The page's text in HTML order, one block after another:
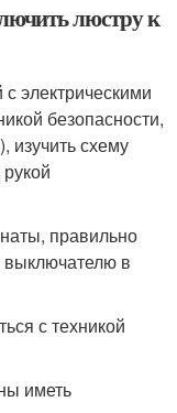
люстру к
электрическими
безопасности,
изучить схему
правильно
в
с техникой
иметь